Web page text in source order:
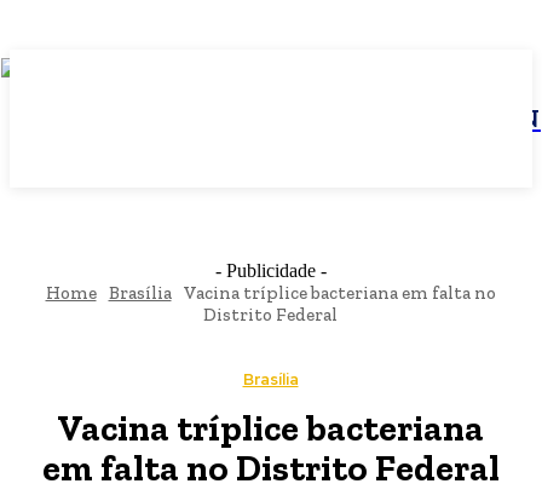
JBN
- Publicidade -
Home Brasília Vacina tríplice bacteriana em falta no
Distrito Federal
Brasília
Vacina tríplice bacteriana
em falta no Distrito Federal